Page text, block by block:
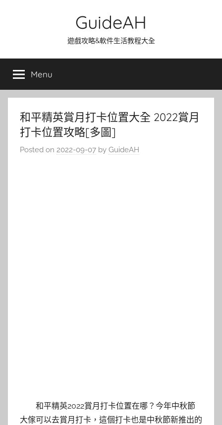
GuideAH
遊戲攻略&軟件生活教程大全
Menu
和平精英賞月打卡位置大全 2022賞月
打卡位置攻略[多圖]
Posted on 2022-09-07 by GuideAH
和平精英2022賞月打卡位置在哪？今年中秋節
大傢可以去賞月打卡，這個打卡也是中秋節新推出的